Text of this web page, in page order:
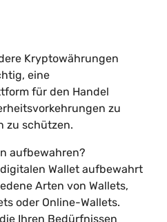
Kryptowährungen
eine
für den Handel
zu
zu schützen.
aufbewahren?
Wallet aufbewahrt
Arten von Wallets,
oder Online-Wallets.
Ihren Bedürfnissen